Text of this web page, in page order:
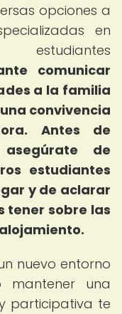
opciones a
en
comunicar
a la familia
convivencia
Antes de
de
estudiantes
y de aclarar
tener sobre las
nuevo entorno
mantener una
participativa te